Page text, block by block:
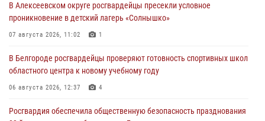
В Алексеевском округе росгвардейцы пресекли условное
проникновение в детский лагерь «Солнышко»
07 августа 2026, 11:02 1
В Белгороде росгвардейцы проверяют готовность спортивных школ
областного центра к новому учебному году
06 августа 2026, 12:37 4
Росгвардия обеспечила общественную безопасность празднования